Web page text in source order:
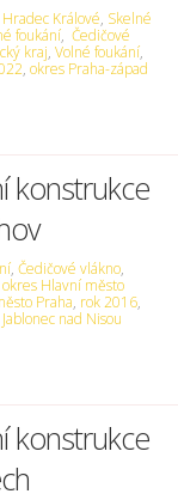
Králové, Skelné
foukání, Čedičové
kraj,Volné foukání,
,okres Praha-západ
konstrukce
,Čedičové vlákno,
okres Hlavní město
Praha, rok 2016,
nad Nisou
konstrukce